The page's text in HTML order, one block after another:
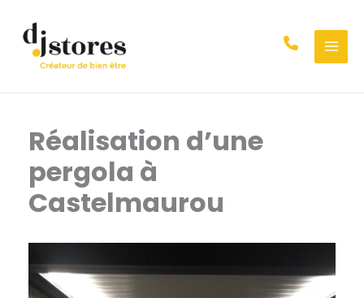
contenu
Réalisation d’une
pergola à
Castelmaurou